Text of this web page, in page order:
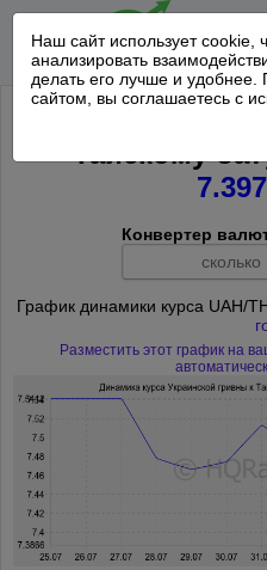
Наш сайт использует
анализировать
делать его лучше и удобнее.
сайтом, вы соглашаетесь с
Курс 10
Тайскому
Конвертер
График динамики курса UAH/
Разместить этот график на